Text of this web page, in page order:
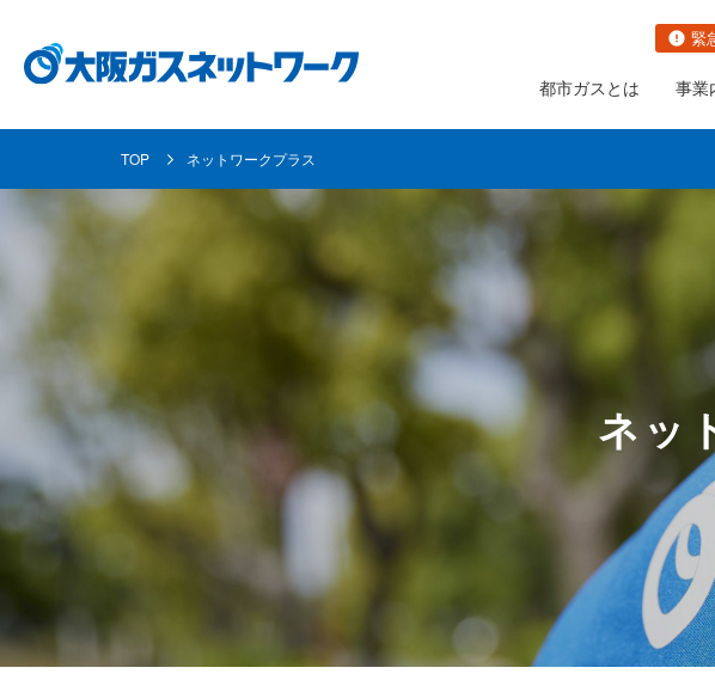
緊
都市ガスとは
都市ガスとは
都市ガスの安定供給の取り組み 都市ガスの
事業
事業内容
ガス導管事業 関連事業
ガス需要の
各種お手続き・ご案内
都市ガスへの切り替え
お客さま資産の古いガス管の
取り替えについて
業務用のお客さま設備について
建設事業者さま 道路上で工事をする際のお願い
ガス栓の増設と取り替え
企業情報
使命と目指す姿 社長ごあいさ
採用情報
採用メッセージ 職種・キャ
TOP ネットワークプラス
ネッ